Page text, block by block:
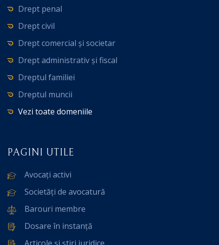
Drept penal
Drept civil
Drept comercial și societar
Drept administrativ și fiscal
Dreptul familiei
Dreptul muncii
Vezi toate domeniile
PAGINI UTILE
Avocați activi
Societăți de avocatură
Barouri membre
Dosare în instanță